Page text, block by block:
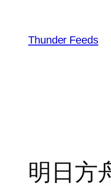
Thunder Feeds
明日方